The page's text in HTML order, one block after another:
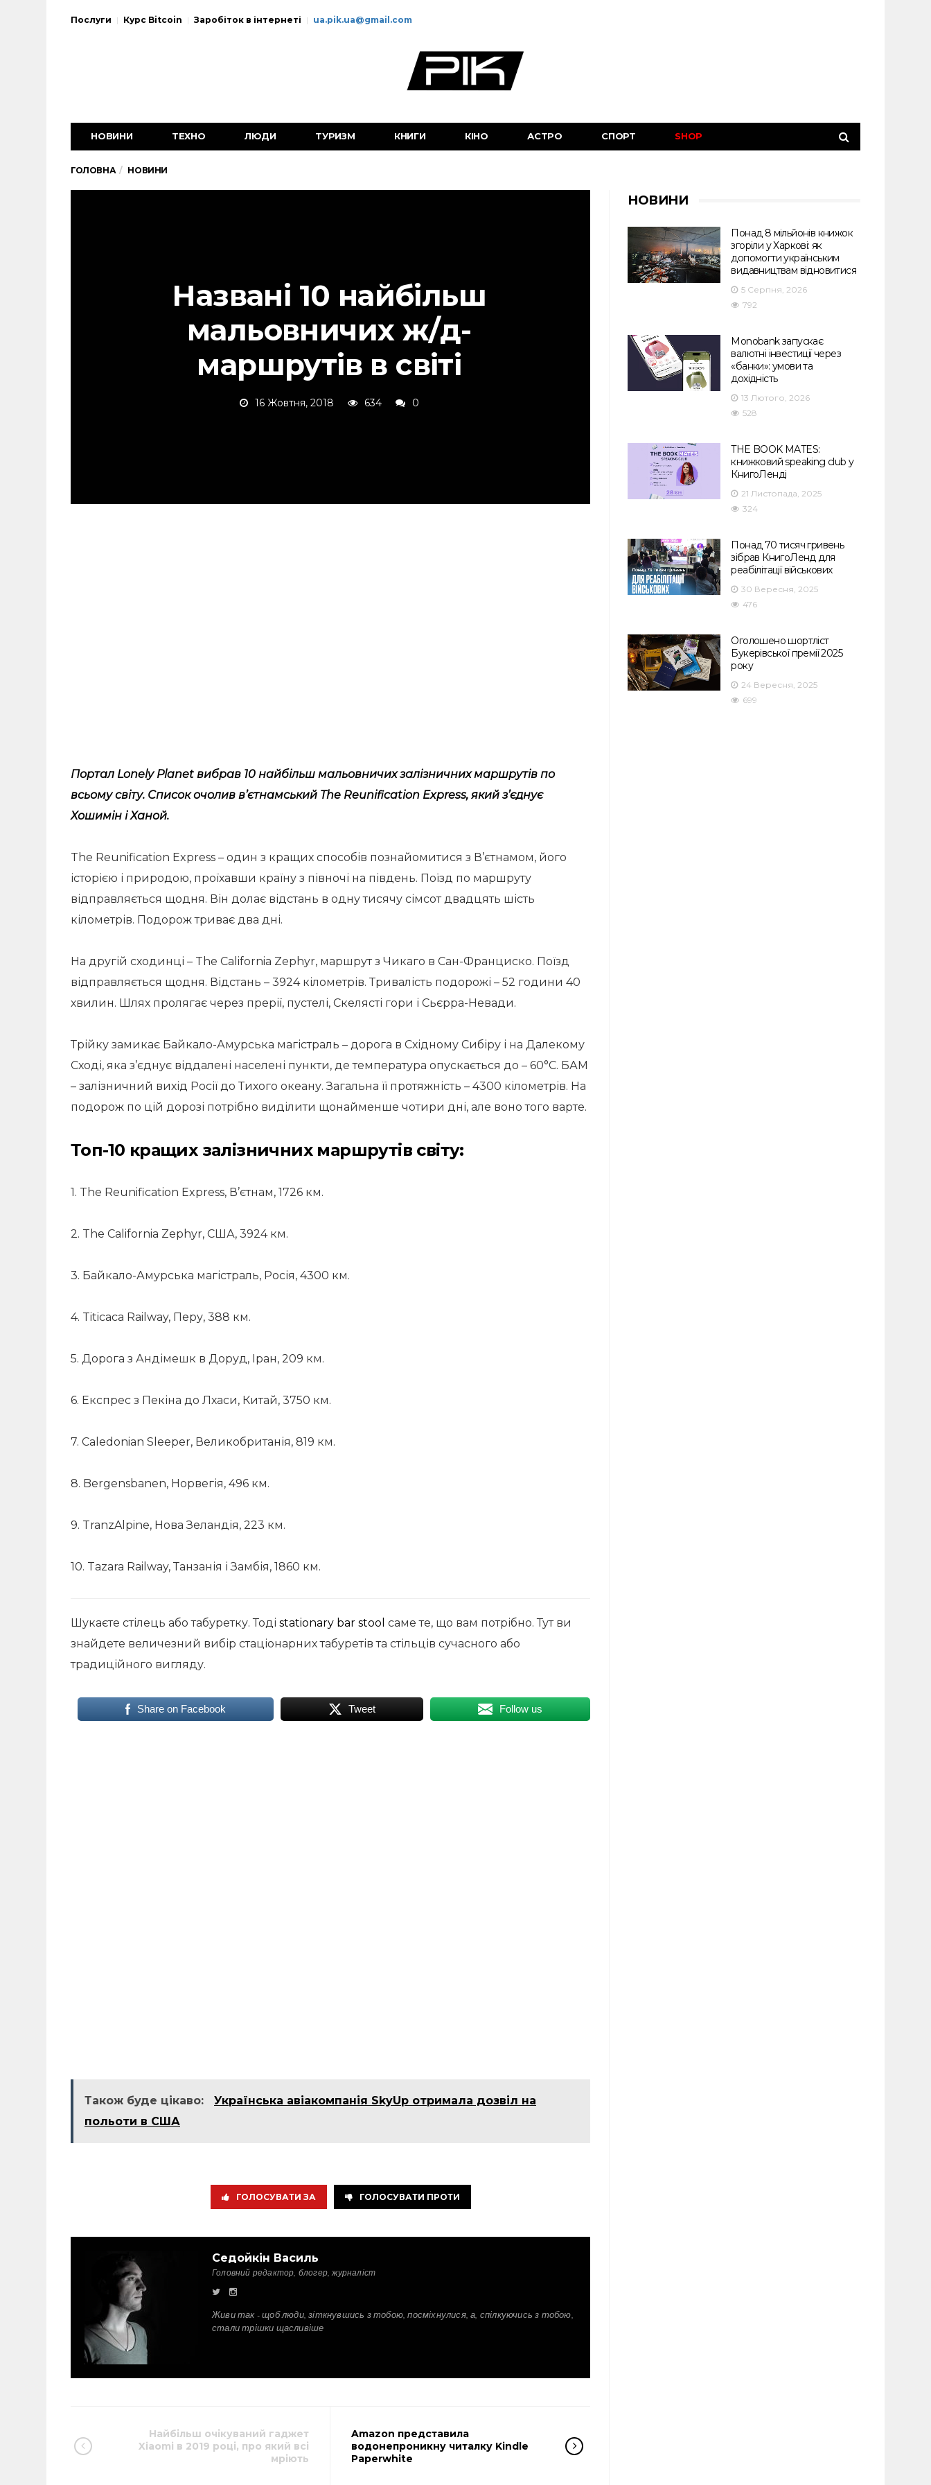
Послуги Курс Bitcoin Заробіток в інтернеті ua.pik.ua@gmail.com
НОВИНИ ТЕХНО ЛЮДИ ТУРИЗМ КНИГИ КІНО АСТРО СПОРТ SHOP
ГОЛОВНА НОВИНИ
Названі 10 найбільш
мальовничих ж/д-
маршрутів в світі
16 Жовтня, 2018 634 0
Портал Lonely Planet вибрав 10 найбільш мальовничих залізничних маршрутів по
всьому світу. Список очолив в’єтнамський The Reunification Express, який з’єднує
Хошимін і Ханой.
The Reunification Express – один з кращих способів познайомитися з В’єтнамом, його
історією і природою, проїхавши країну з півночі на південь. Поїзд по маршруту
відправляється щодня. Він долає відстань в одну тисячу сімсот двадцять шість
кілометрів. Подорож триває два дні.
На другій сходинці – The California Zephyr, маршрут з Чикаго в Сан-Франциско. Поїзд
відправляється щодня. Відстань – 3924 кілометрів. Тривалість подорожі – 52 години 40
хвилин. Шлях пролягає через прерії, пустелі, Скелясті гори і Сьєрра-Невади.
Трійку замикає Байкало-Амурська магістраль – дорога в Східному Сибіру і на Далекому
Сході, яка з’єднує віддалені населені пункти, де температура опускається до – 60°C. БАМ
– залізничний вихід Росії до Тихого океану. Загальна її протяжність – 4300 кілометрів. На
подорож по цій дорозі потрібно виділити щонайменше чотири дні, але воно того варте.
Топ-10 кращих залізничних маршрутів світу:
1. The Reunification Express, В’єтнам, 1726 км.
2. The California Zephyr, США, 3924 км.
3. Байкало-Амурська магістраль, Росія, 4300 км.
4. Titicaca Railway, Перу, 388 км.
5. Дорога з Андімешк в Доруд, Іран, 209 км.
6. Експрес з Пекіна до Лхаси, Китай, 3750 км.
7. Caledonian Sleeper, Великобританія, 819 км.
8. Bergensbanen, Норвегія, 496 км.
9. TranzAlpine, Нова Зеландія, 223 км.
10. Tazara Railway, Танзанія і Замбія, 1860 км.
Шукаєте стілець або табуретку. Тоді stationary bar stool саме те, що вам потрібно. Тут ви
знайдете величезний вибір стаціонарних табуретів та стільців сучасного або
традиційного вигляду.
Share on Facebook Tweet Follow us
Також буде цікаво:
Українська авіакомпанія SkyUp отримала дозвіл на
польоти в США
ГОЛОСУВАТИ ЗА ГОЛОСУВАТИ ПРОТИ
Седойкін Василь
Головний редактор, блогер, журналіст
Живи так - щоб люди, зіткнувшись з тобою, посміхнулися, а, спілкуючись з тобою,
стали трішки щасливіше
Найбільш очікуваний гаджет
Xiaomi в 2019 році, про який всі
мріють
Amazon представила
водонепроникну читалку Kindle
Paperwhite
НОВИНИ
Понад 8 мільйонів книжок
згоріли у Харкові: як
допомогти українським
видавництвам відновитися
5 Серпня, 2026
792
Monobank запускає
валютні інвестиції через
«банки»: умови та
дохідність
13 Лютого, 2026
528
THE BOOK MATES:
книжковий speaking club у
КнигоЛенді
21 Листопада, 2025
324
Понад 70 тисяч гривень
зібрав КнигоЛенд для
реабілітації військових
30 Вересня, 2025
476
Оголошено шортліст
Букерівської премії 2025
року
24 Вересня, 2025
699